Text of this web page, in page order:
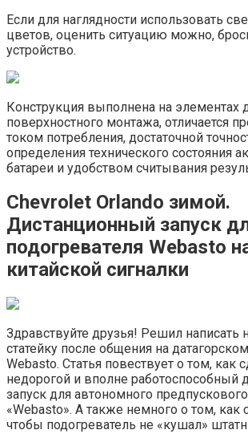
Если для наглядности использовать
цветов, оценить ситуацию можно,
устройство.
Конструкция выполнена на элементах
поверхностного монтажа, отличается
током потребления, достаточной
определения технического состояния
батареи и удобством считывания
Chevrolet Orlando зимой.
Дистанционный запуск
подогревателя Webasto
китайской сигналки
Здравствуйте друзья! Решил
статейку после общения на
Webasto. Статья повествует о том, как
недорогой и вполне работоспособный
запуск для автономного
«Webasto». А также немного о том, как
чтобы подогреватель не «кушал»